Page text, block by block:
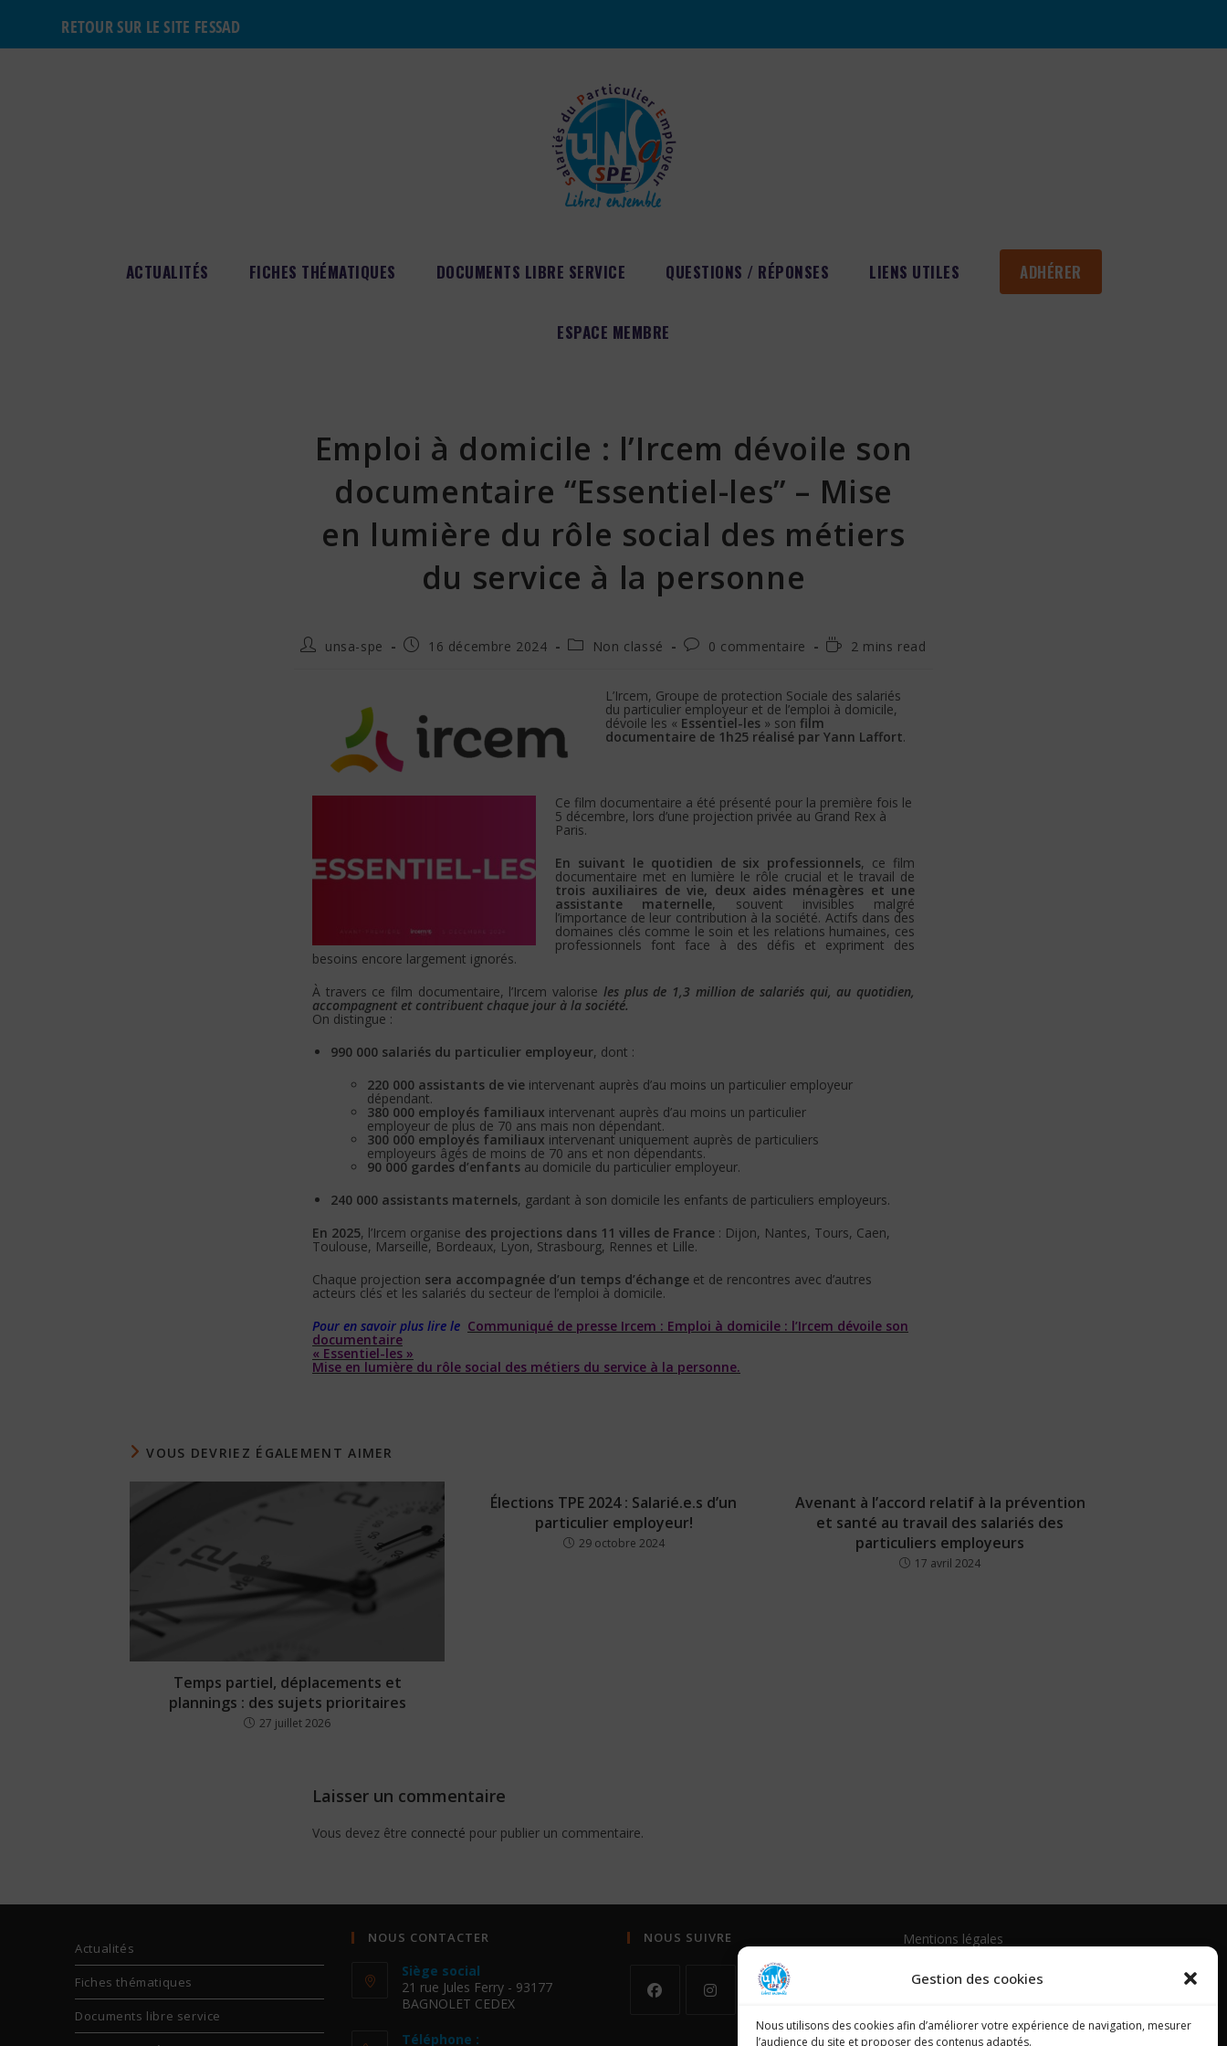
Gestion des cookies
Nous utilisons des cookies afin d’améliorer votre expérience de navigation, mesurer
l’audience du site et proposer des contenus adaptés.
RETOUR SUR LE SITE FESSAD
ACTUALITÉS FICHES THÉMATIQUES DOCUMENTS LIBRE SERVICE QUESTIONS / RÉPONSES LIENS UTILES ADHÉRER
ESPACE MEMBRE
Emploi à domicile : l’Ircem dévoile son
documentaire “Essentiel-les” – Mise
en lumière du rôle social des métiers
du service à la personne
unsa-spe 16 décembre 2024 Non classé 0 commentaire 2 mins read
L’Ircem, Groupe de protection Sociale des salariés
du particulier employeur et de l’emploi à domicile,
dévoile les « Essentiel-les » son film
documentaire de 1h25 réalisé par Yann Laffort.
Ce film documentaire a été présenté pour la première fois le
5 décembre, lors d’une projection privée au Grand Rex à
Paris.
En suivant le quotidien de six professionnels, ce film
documentaire met en lumière le rôle crucial et le travail de
trois auxiliaires de vie, deux aides ménagères et une
assistante maternelle, souvent invisibles malgré
l’importance de leur contribution à la société. Actifs dans des
domaines clés comme le soin et les relations humaines, ces
professionnels font face à des défis et expriment des
besoins encore largement ignorés.
À travers ce film documentaire, l’Ircem valorise les plus de 1,3 million de salariés qui, au quotidien,
accompagnent et contribuent chaque jour à la société.
On distingue :
990 000 salariés du particulier employeur, dont :
220 000 assistants de vie intervenant auprès d’au moins un particulier employeur
dépendant.
380 000 employés familiaux intervenant auprès d’au moins un particulier
employeur de plus de 70 ans mais non dépendant.
300 000 employés familiaux intervenant uniquement auprès de particuliers
employeurs âgés de moins de 70 ans et non dépendants.
90 000 gardes d’enfants au domicile du particulier employeur.
240 000 assistants maternels, gardant à son domicile les enfants de particuliers employeurs.
En 2025, l’Ircem organise des projections dans 11 villes de France : Dijon, Nantes, Tours, Caen,
Toulouse, Marseille, Bordeaux, Lyon, Strasbourg, Rennes et Lille.
Chaque projection sera accompagnée d’un temps d’échange et de rencontres avec d’autres
acteurs clés et les salariés du secteur de l’emploi à domicile.
Pour en savoir plus lire le Communiqué de presse Ircem : Emploi à domicile : l’Ircem dévoile son
documentaire
« Essentiel-les »
Mise en lumière du rôle social des métiers du service à la personne.
VOUS DEVRIEZ ÉGALEMENT AIMER
Temps partiel, déplacements et
plannings : des sujets prioritaires
27 juillet 2026
Élections TPE 2024 : Salarié.e.s d’un
particulier employeur!
29 octobre 2024
Avenant à l’accord relatif à la prévention
et santé au travail des salariés des
particuliers employeurs
17 avril 2024
Laisser un commentaire
Vous devez être connecté pour publier un commentaire.
Actualités
Fiches thématiques
Documents libre service
NOUS CONTACTER
Siège social
21 rue Jules Ferry - 93177
BAGNOLET CEDEX
Téléphone :
NOUS SUIVRE Mentions légales
Politique de confidentialité